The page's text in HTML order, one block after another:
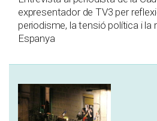
expresentador de TV3 per
periodisme, la tensió política i la
Espanya